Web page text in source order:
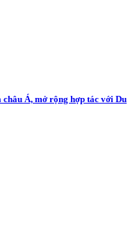
Á, mở rộng hợp tác với Du